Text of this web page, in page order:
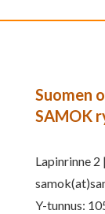
Suomen
SAMOK
Lapinrinne
Y-tunnus: